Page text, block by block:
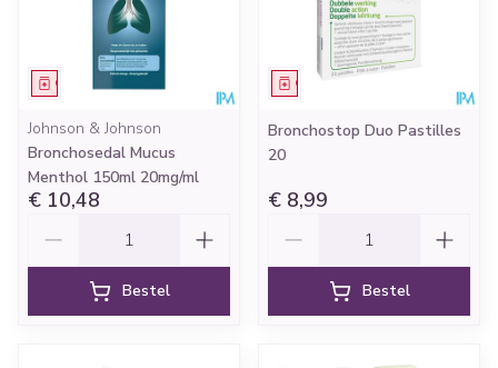
Geneesmiddel
Johnson & Johnson
Bronchosedal Mucus
Menthol 150ml 20mg/ml
€ 10,48
Bestel
Geneesmiddel
Bronchostop Duo Pastilles
20
€ 8,99
Bestel